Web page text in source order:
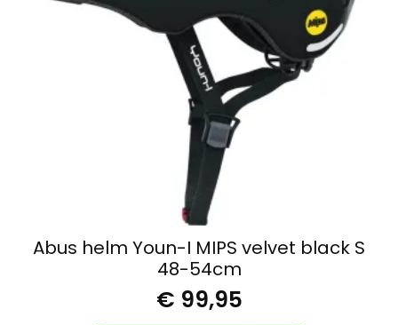
Abus helm Youn-I MIPS velvet black S
48-54cm
€ 99,95